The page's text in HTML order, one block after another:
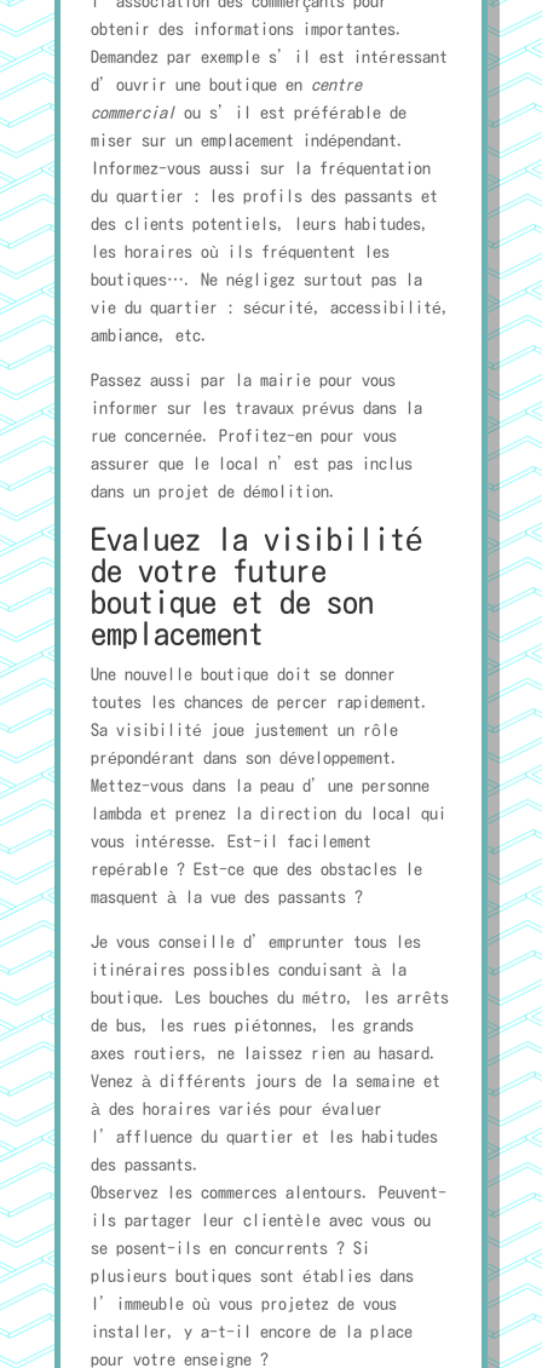
obtenir des informations importantes.
Demandez par exemple s’il est intéressant
d’ouvrir une boutique en centre
commercialou s’il est préférable de
miser sur un emplacement indépendant.
Informez-vous aussi sur la fréquentation
du quartier : les profils des passants et
des clients potentiels, leurs habitudes,
les horaires où ils fréquentent les
boutiques…. Ne négligez surtout pas la
vie du quartier : sécurité, accessibilité,
ambiance, etc.
Passez aussi par la mairie pour vous
informer sur les travaux prévus dans la
rue concernée. Profitez-en pour vous
assurer que le local n’est pas inclus
dans un projet de démolition.
Evaluez la visibilité
de votre future
boutique et de son
emplacement
Une nouvelle boutique doit se donner
toutes les chances de percer rapidement.
Sa visibilité joue justement un rôle
prépondérant dans son développement.
Mettez-vous dans la peau d’une personne
lambda et prenez la direction du local qui
vous intéresse. Est-il facilement
repérable ? Est-ce que des obstacles le
masquent à la vue des passants ?
Je vous conseille d’emprunter tous les
itinéraires possibles conduisant à la
boutique. Les bouches du métro, les arrêts
de bus, les rues piétonnes, les grands
axes routiers, ne laissez rien au hasard.
Venez à différents jours de la semaine et
à des horaires variés pour évaluer
l’affluence du quartier et les habitudes
des passants.
Observez les commerces alentours. Peuvent-
ils partager leur clientèle avec vous ou
se posent-ils en concurrents ? Si
plusieurs boutiques sont établies dans
l’immeuble où vous projetez de vous
installer, y a-t-il encore de la place
pour votre enseigne ?